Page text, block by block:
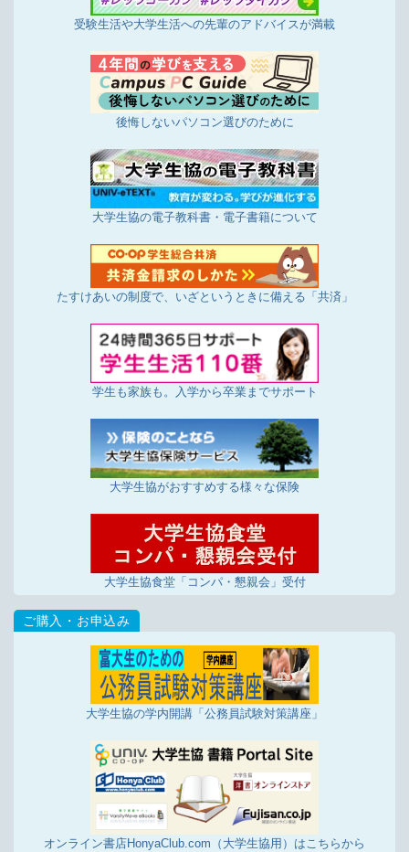
2/13更新
自動車免許の申込みがWEBからできます！
1/29更新
店舗投稿版ひとことカード「2024年12月16日～25
年1月15日集計分」を掲載しました
トをご利用ください。
12/25更新
店舗投稿版ひとことカード「2024年11月16日～12
11/21更新
事務用品、日用品などは、大学生協ウイズカウネッ
トをご利用ください。
11/20更新
店舗投稿版ひとことカード「2024年10月16日～11
月15日集計分」を掲載しました
10/24更新
月15日集計分」を掲載しました
10/23更新
「BankPay」の機能を活用した新しいチャージ方法
がはじまります！
10/3更新
秋冬合宿免許の申込み受付開始（24年12月～25年
春入校）！
9/3更新
8/20更新
店舗投稿版ひとことカード「2024年7月16日～8月
15日集計分」を掲載しました
7/19更新
事務用品、日用品などは、大学生協ウイズカウネッ
トをご利用ください。
7/16更新
店舗投稿版ひとことカード「2024年6月16日～7月
15日集計分」を掲載しました
7/4更新
受験生活や大学生活への先輩のアドバイスが満載
後悔しないパソコン選びのために
大学生協の電子教科書・電子書籍について
たすけあいの制度で、いざというときに備える「共済」
学生も家族も。入学から卒業までサポート
大学生協がおすすめする様々な保険
大学生協食堂「コンパ・懇親会」受付
大学生協の学内開講「公務員試験対策講座」
オンライン書店HonyaClub.com（大学生協用）はこちらから